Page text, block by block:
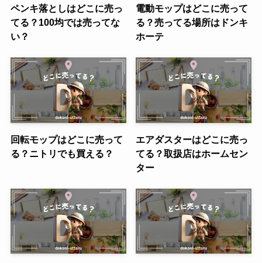
ペンキ落としはどこに売っ
てる？100均では売ってな
い？
電動モップはどこに売って
る？売ってる場所はドンキ
ホーテ
回転モップはどこに売って
る？ニトリでも買える？
エアダスターはどこに売っ
てる？取扱店はホームセン
ター